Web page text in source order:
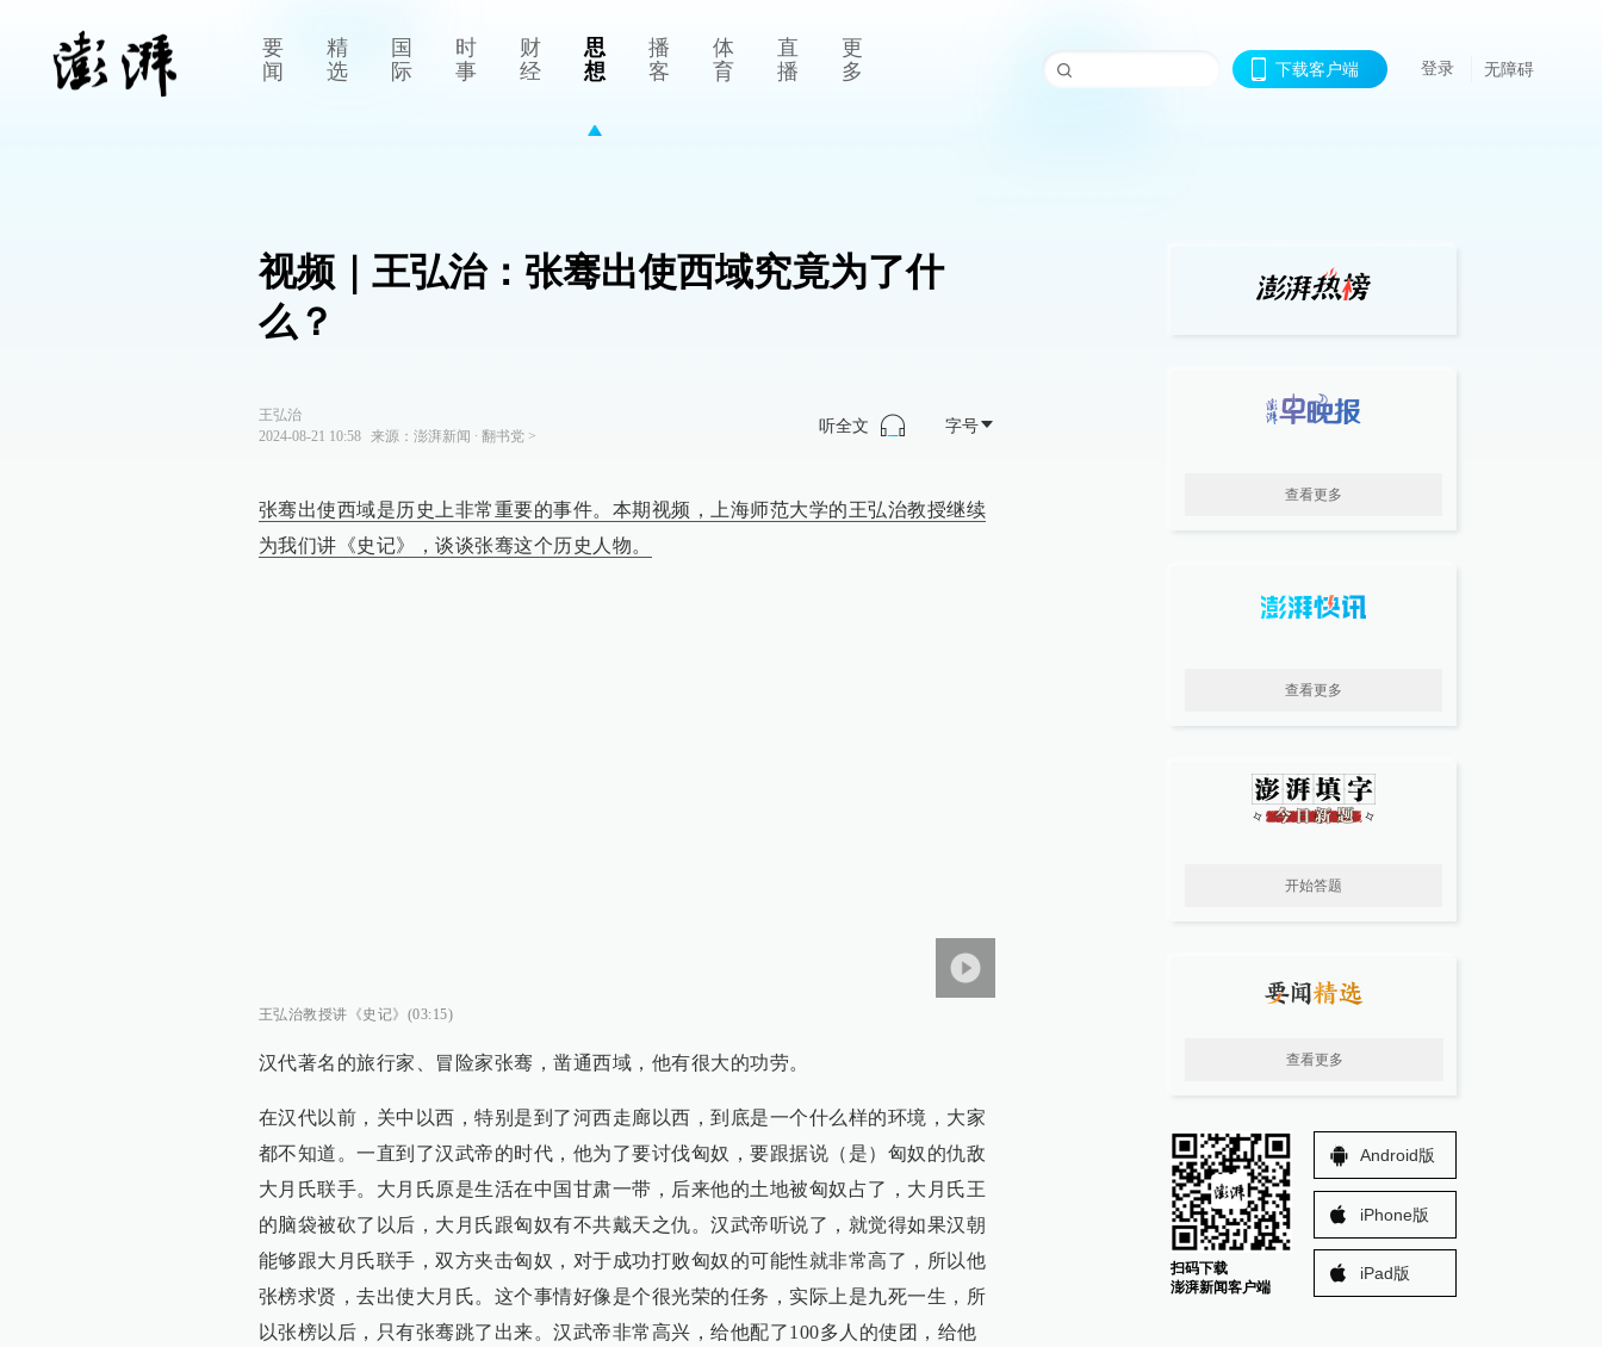
要
闻
精
选
国
际
时
事
财
经
思
想
播
客
体
育
直
播
更
多
下载客户端 登录 无障碍
视频｜王弘治：张骞出使西域究竟为了什
么？
王弘治
2024-08-21 10:58
来源： 澎湃新闻 ∙ 翻书党>
听全文 字号
张骞出使西域是历史上非常重要的事件。本期视频，上海师范大学的王弘治教授继续
为我们讲《史记》，谈谈张骞这个历史人物。
王弘治教授讲《史记》(03:15)
汉代著名的旅行家、冒险家张骞，凿通西域，他有很大的功劳。
在汉代以前，关中以西，特别是到了河西走廊以西，到底是一个什么样的环境，大家
都不知道。一直到了汉武帝的时代，他为了要讨伐匈奴，要跟据说（是）匈奴的仇敌
大月氏联手。大月氏原是生活在中国甘肃一带，后来他的土地被匈奴占了，大月氏王
的脑袋被砍了以后，大月氏跟匈奴有不共戴天之仇。汉武帝听说了，就觉得如果汉朝
能够跟大月氏联手，双方夹击匈奴，对于成功打败匈奴的可能性就非常高了，所以他
张榜求贤，去出使大月氏。这个事情好像是个很光荣的任务，实际上是九死一生，所
以张榜以后，只有张骞跳了出来。汉武帝非常高兴，给他配了100多人的使团，给他
查看更多
查看更多
开始答题
查看更多
扫码下载
澎湃新闻客户端
Android版
iPhone版
iPad版